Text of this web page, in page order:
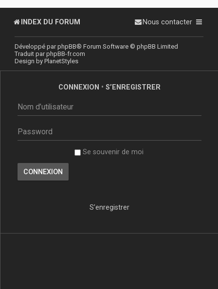
INDEX DU FORUM Nous contacter
Développé parphpBB® Forum Software © phpBB Limited
Traduit parphpBB-fr.com
Design by PlanetStyles
CONNEXION • S’ENREGISTRER
Se souvenir de moi
S’enregistrer